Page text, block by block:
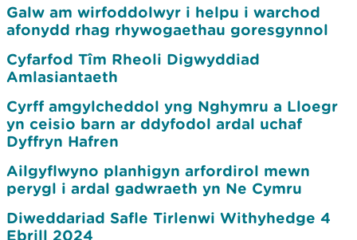
Galw am wirfoddolwyr i helpu i warchod
afonydd rhag rhywogaethau goresgynnol
Cyfarfod Tîm Rheoli Digwyddiad
Amlasiantaeth
Cyrff amgylcheddol yng Nghymru a Lloegr
yn ceisio barn ar ddyfodol ardal uchaf
Dyffryn Hafren
Ailgyflwyno planhigyn arfordirol mewn
perygl i ardal gadwraeth yn Ne Cymru
Diweddariad Safle Tirlenwi Withyhedge 4
Ebrill 2024